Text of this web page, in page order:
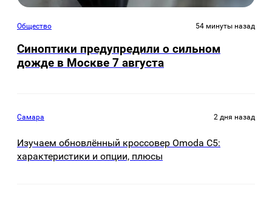
Общество 54 минуты назад
Синоптики предупредили о сильном
дожде в Москве 7 августа
Самара 2 дня назад
Изучаем обновлённый кроссовер Omoda C5:
характеристики и опции, плюсы